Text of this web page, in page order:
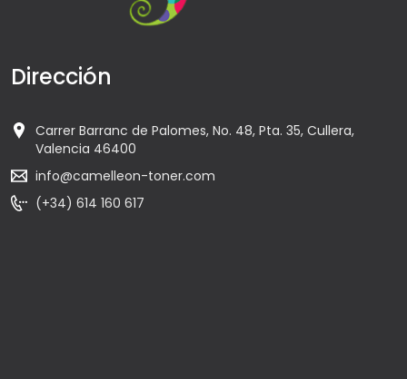
Dirección
Carrer Barranc de Palomes, No. 48, Pta. 35, Cullera,
Valencia 46400
info@camelleon-toner.com
(+34) 614 160 617